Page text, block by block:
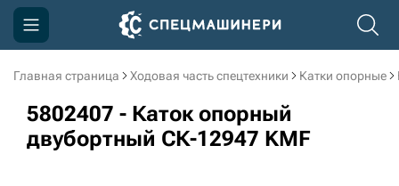
Главная страница Ходовая часть спецтехники Катки опорные
5802407 - Каток опорный
двубортный СК-12947 KMF
Компания
Акции